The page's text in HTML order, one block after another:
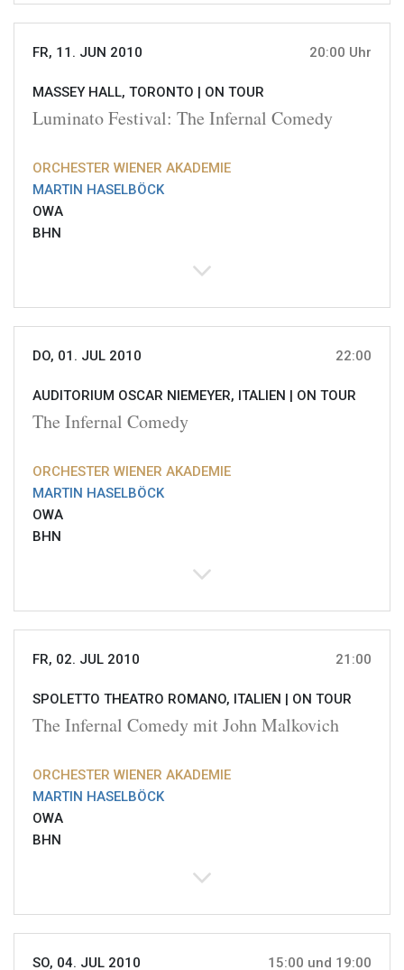
FR, 11. JUN 2010 20:00 Uhr
MASSEY HALL, TORONTO | ON TOUR
Luminato Festival: The Infernal Comedy
ORCHESTER WIENER AKADEMIE
MARTIN HASELBÖCK
OWA
BHN
DO, 01. JUL 2010 22:00
AUDITORIUM OSCAR NIEMEYER, ITALIEN | ON TOUR
The Infernal Comedy
ORCHESTER WIENER AKADEMIE
MARTIN HASELBÖCK
OWA
BHN
FR, 02. JUL 2010 21:00
SPOLETTO THEATRO ROMANO, ITALIEN | ON TOUR
The Infernal Comedy mit John Malkovich
ORCHESTER WIENER AKADEMIE
MARTIN HASELBÖCK
OWA
BHN
SO, 04. JUL 2010 15:00 und 19:00